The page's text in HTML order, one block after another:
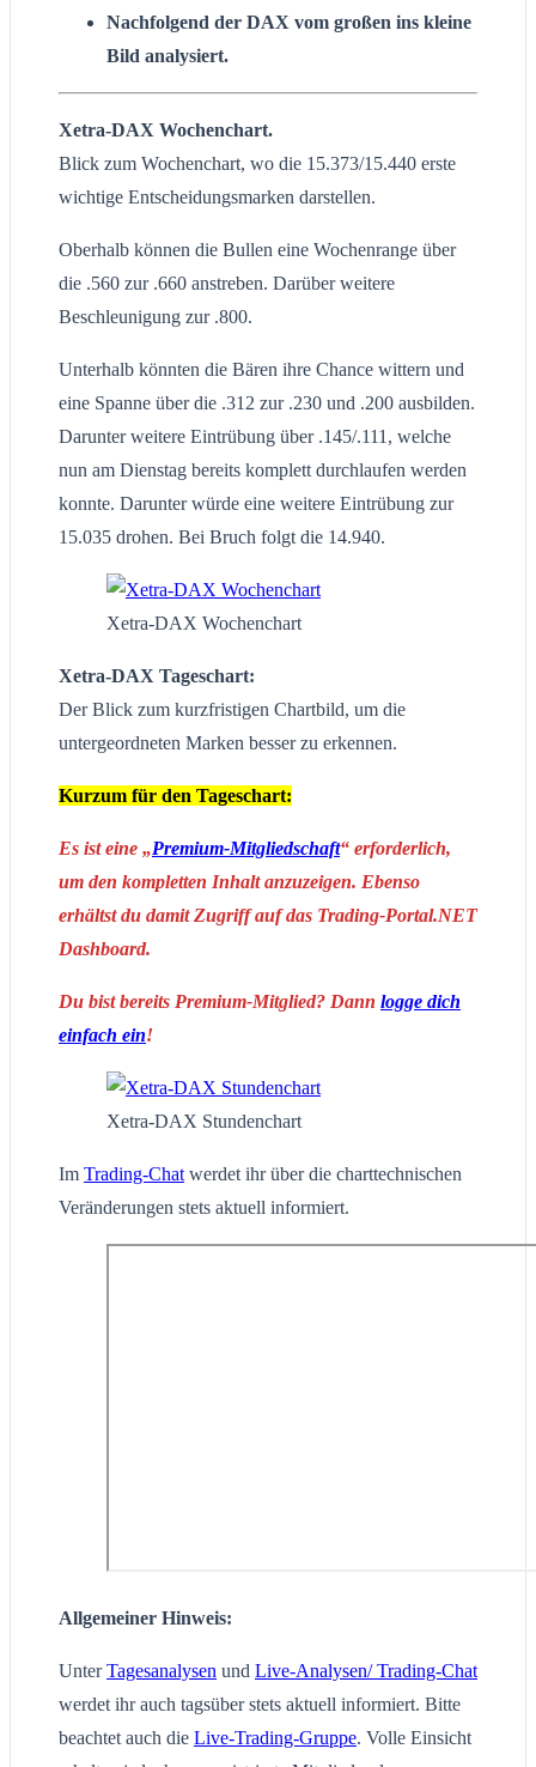
Nachfolgend der DAX vom großen ins kleine
Bild analysiert.
Xetra-DAX Wochenchart.
Blick zum Wochenchart, wo die 15.373/15.440 erste
wichtige Entscheidungsmarken darstellen.
Oberhalb können die Bullen eine Wochenrange über
die .560 zur .660 anstreben. Darüber weitere
Beschleunigung zur .800.
Unterhalb könnten die Bären ihre Chance wittern und
eine Spanne über die .312 zur .230 und .200 ausbilden.
Darunter weitere Eintrübung über .145/.111, welche
nun am Dienstag bereits komplett durchlaufen werden
konnte. Darunter würde eine weitere Eintrübung zur
15.035 drohen. Bei Bruch folgt die 14.940.
Xetra-DAX Wochenchart
Xetra-DAX Tageschart:
Der Blick zum kurzfristigen Chartbild, um die
untergeordneten Marken besser zu erkennen.
Kurzum für den Tageschart:
Es ist eine „Premium-Mitgliedschaft“ erforderlich,
um den kompletten Inhalt anzuzeigen. Ebenso
erhältst du damit Zugriff auf das Trading-Portal.NET
Dashboard.
Du bist bereits Premium-Mitglied? Dann logge dich
einfach ein!
Xetra-DAX Stundenchart
Im Trading-Chat werdet ihr über die charttechnischen
Veränderungen stets aktuell informiert.
Allgemeiner Hinweis:
UnterTagesanalysen und Live-Analysen/ Trading-Chat
werdet ihr auch tagsüber stets aktuell informiert. Bitte
beachtet auch die Live-Trading-Gruppe. Volle Einsicht